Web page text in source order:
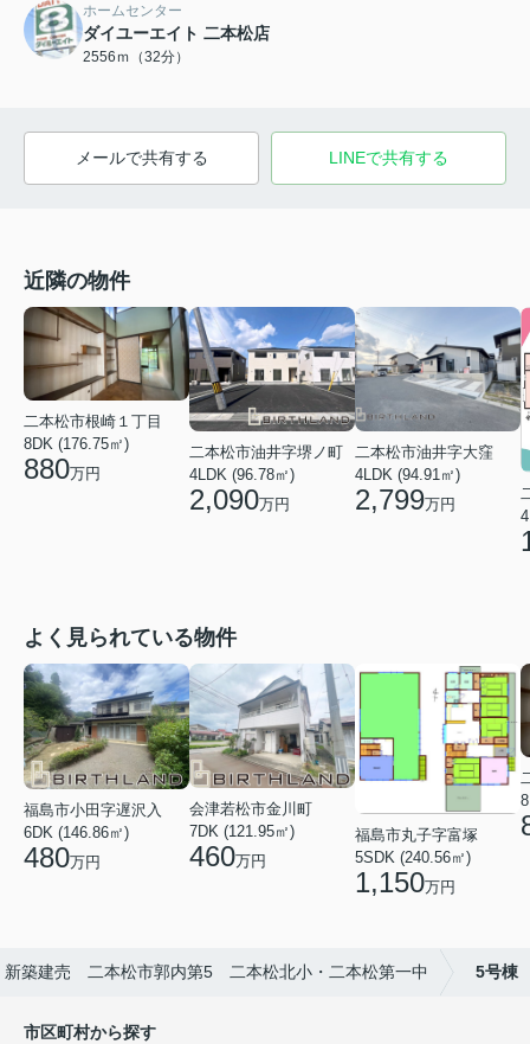
ホームセンター
ダイユーエイト 二本松店
2556ｍ（32分）
メールで共有する LINEで共有する
近隣の物件
二本松市根崎１丁目
8DK (176.75㎡)
880万円
二本松市油井字堺ノ町
4LDK (96.78㎡)
2,090万円
二本松市油井字大窪
4LDK (94.91㎡)
2,799万円
よく見られている物件
福島市小田字遅沢入
6DK (146.86㎡)
480万円
会津若松市金川町
7DK (121.95㎡)
460万円
福島市丸子字富塚
5SDK (240.56㎡)
1,150万円
新築建売 二本松市郭内第5 二本松北小・二本松第一中 5号棟
市区町村から探す